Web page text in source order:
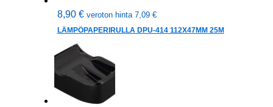
8,90 € veroton hinta 7,09 €
LÄMPÖPAPERIRULLA DPU-414 112X47MM 25M